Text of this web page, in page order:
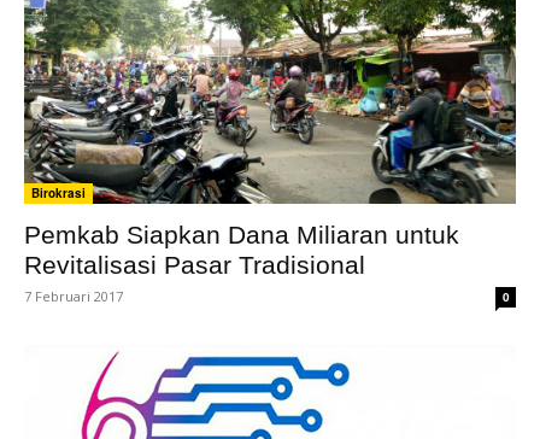
Birokrasi
Pemkab Siapkan Dana Miliaran untuk
Revitalisasi Pasar Tradisional
7 Februari 2017 0